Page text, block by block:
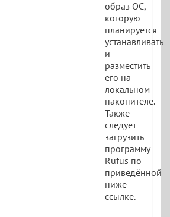
образ ОС,
которую
планируется
устанавливать
и
разместить
его на
локальном
накопителе.
Также
следует
загрузить
программу
Rufus по
приведённой
ниже
ссылке.